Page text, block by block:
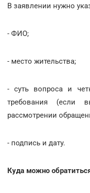
В заявлении нужно
- ФИО;
- место жительства;
- суть вопроса и
требования (если
рассмотрении
- подпись и дату.
Куда можно